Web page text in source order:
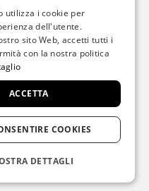
di Venezia
tour
e appalti
Store
GERMAN
FRENCH
utilizza i cookie per
dell'utente.
sito Web, accetti tutti i
con la nostra politica
ACCETTA
COOKIES
DETTAGLI
NECESSARIO